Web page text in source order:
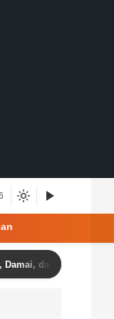
Kondusif Jelang